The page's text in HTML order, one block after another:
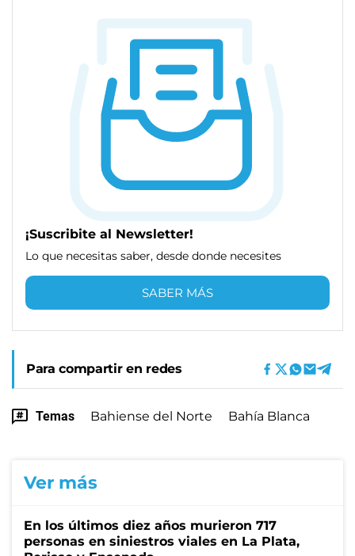
¡Suscribite al Newsletter!
Lo que necesitas saber, desde donde necesites
SABER MÁS
Para compartir en redes
Temas Bahiense del Norte Bahía Blanca
Ver más
En los últimos diez años murieron 717
personas en siniestros viales en La Plata,